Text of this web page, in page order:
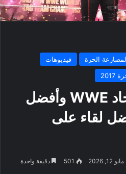
الحرة
فيديوهات
فيديو : رئيس إتحاد WWE وأفضل
لقاء على
2026
501 دقيقة واحدة